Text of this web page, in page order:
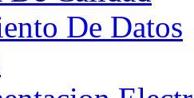
De Datos